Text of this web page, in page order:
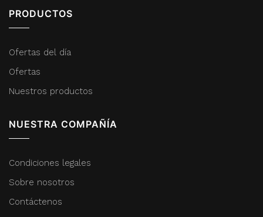
PRODUCTOS
Ofertas del día
Ofertas
Nuestros productos
NUESTRA COMPAÑÍA
Condiciones legales
Sobre nosotros
Contáctenos